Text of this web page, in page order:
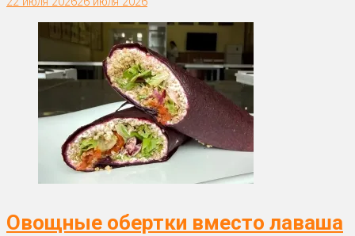
Овощные обертки вместо лаваша